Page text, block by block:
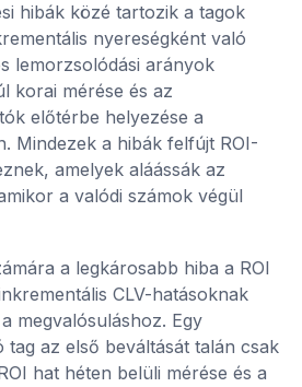
hibák közé tartozik a tagok
nyereségként való
lemorzsolódási arányok
korai mérése és az
előtérbe helyezése a
Mindezek a hibák felfújt ROI-
amelyek aláássák az
a valódi számok végül
a legkárosabb hiba a ROI
CLV-hatásoknak
megvalósuláshoz. Egy
az első beváltását talán csak
hat héten belüli mérése és a